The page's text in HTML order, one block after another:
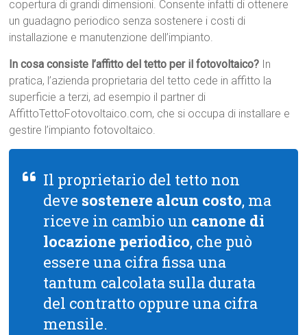
copertura di grandi dimensioni. Consente infatti di ottenere
un guadagno periodico senza sostenere i costi di
installazione e manutenzione dell’impianto.
In cosa consiste l’affitto del tetto per il fotovoltaico? In
pratica, l’azienda proprietaria del tetto cede in affitto la
superficie a terzi, ad esempio il partner di
AffittoTettoFotovoltaico.com, che si occupa di installare e
gestire l’impianto fotovoltaico.
Il proprietario del tetto non
deve sostenere alcun costo, ma
riceve in cambio un canone di
locazione periodico, che può
essere una cifra fissa una
tantum calcolata sulla durata
del contratto oppure una cifra
mensile.